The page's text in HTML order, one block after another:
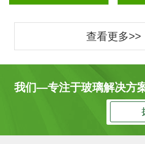
查看更多>>
我们—专注于玻璃解决方